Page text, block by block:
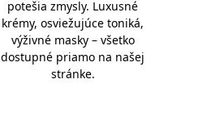
potešia zmysly. Luxusné
krémy, osviežujúce toniká,
výživné masky – všetko
dostupné priamo na našej
stránke.